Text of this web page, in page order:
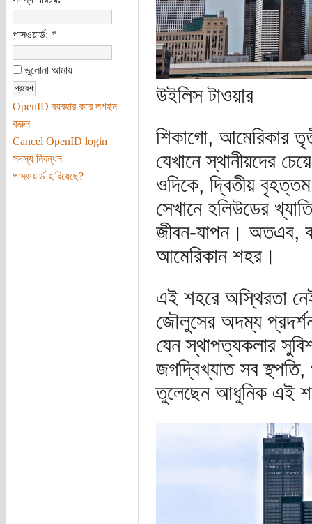
পাসওয়ার্ড: *
ভুলোনা আমায়
OpenID ব্যবহার করে লগইন
করুন
Cancel OpenID login
সদস্য নিবন্ধন
পাসওয়ার্ড হারিয়েছে?
উইলিস টাওয়ার
শিকাগো, আমেরিকার
যেখানে স্থানীয়দের
ওদিকে, দ্বিতীয়
সেখানে হলিউডের
জীবন-যাপন। অতএব,
আমেরিকান শহর।
এই শহরে অস্থিরতা
জৌলুসের অদম্য
যেন স্থাপত্যকলার
জগদ্বিখ্যাত সব স্থ্পতি,
তুলেছেন আধুনিক এই